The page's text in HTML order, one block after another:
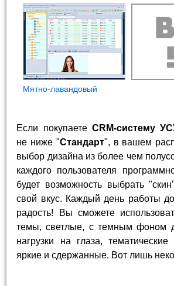
Мятно-лавандовый
Если покупаете CRM-систему
не ниже "Стандарт", в вашем
выбор дизайна из более чем
каждого пользователя
будет возможность выбрать
свой вкус. Каждый день работы
радость! Вы сможете
темы, светлые, с темным фоном
нагрузки на глаза,
яркие и сдержанные. Вот лишь